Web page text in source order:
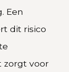
Een
dit risico
zorgt voor